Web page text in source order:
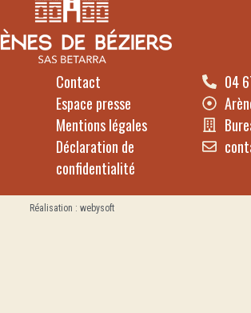
Contact
Espace presse
Mentions légales
Déclaration de
confidentialité
04
Réalisation : webysoft